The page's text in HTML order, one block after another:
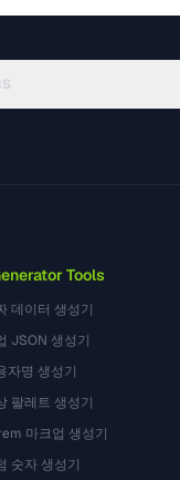
Tools
데이터 생성기
JSON 생성기
자명 생성기
팔레트 생성기
마크업 생성기
숫자 생성기